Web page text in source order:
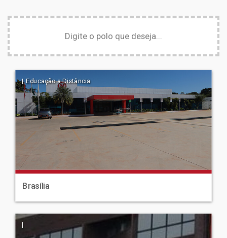
| Educação a Distância
Brasília
|